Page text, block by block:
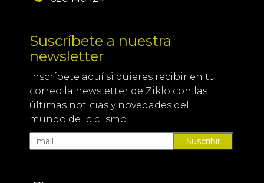
Suscríbete a nuestra
newsletter
Inscríbete aquí si quieres recibir en tu
correo la newsletter de Ziklo con las
últimas noticias y novedades del
mundo del ciclismo.
Suscribir